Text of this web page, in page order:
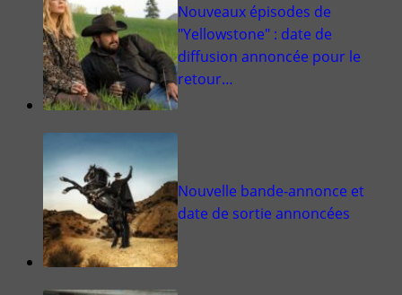
Nouveaux épisodes de
"Yellowstone" : date de
diffusion annoncée pour le
retour…
Nouvelle bande-annonce et
date de sortie annoncées